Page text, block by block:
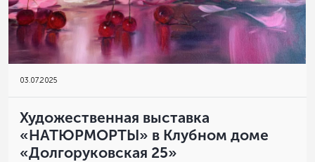
03.07.2025
Художественная выставка
«НАТЮРМОРТЫ» в Клубном доме
«Долгоруковская 25»